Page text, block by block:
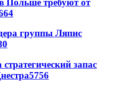
группы Ляпис
запас
5756